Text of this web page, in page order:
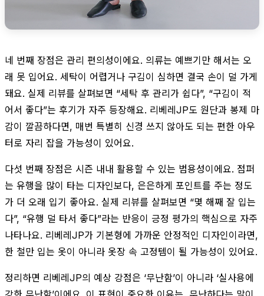
네 번째 장점은 관리 편의성이에요. 의류는 예쁘기만 해서는 오
래 못 입어요. 세탁이 어렵거나 구김이 심하면 결국 손이 덜 가게
돼요. 실제 리뷰를 살펴보면 “세탁 후 관리가 쉽다”, “구김이 적
어서 좋다”는 후기가 자주 등장해요. 리베레JP도 원단과 봉제 마
감이 깔끔하다면, 매번 특별히 신경 쓰지 않아도 되는 편한 아우
터로 자리 잡을 가능성이 있어요.
다섯 번째 장점은 시즌 내내 활용할 수 있는 범용성이에요. 점퍼
는 유행을 많이 타는 디자인보다, 은은하게 포인트를 주는 정도
가 더 오래 입기 좋아요. 실제 리뷰를 살펴보면 “몇 해째 잘 입는
다”, “유행 덜 타서 좋다”라는 반응이 긍정 평가의 핵심으로 자주
나타나요. 리베레JP가 기본형에 가까운 안정적인 디자인이라면,
한 철만 입는 옷이 아니라 옷장 속 고정템이 될 가능성이 있어요.
정리하면 리베레JP의 예상 강점은 ‘무난함’이 아니라 ‘실사용에